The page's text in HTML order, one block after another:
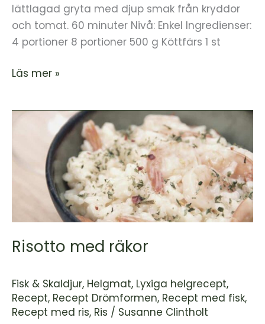
lättlagad gryta med djup smak från kryddor
och tomat. 60 minuter Nivå: Enkel Ingredienser:
4 portioner 8 portioner 500 g Köttfärs 1 st
Läs mer »
Risotto med räkor
Fisk & Skaldjur, Helgmat, Lyxiga helgrecept,
Recept, Recept Drömformen, Recept med fisk,
Recept med ris, Ris / Susanne Clintholt
Risotto
räkor